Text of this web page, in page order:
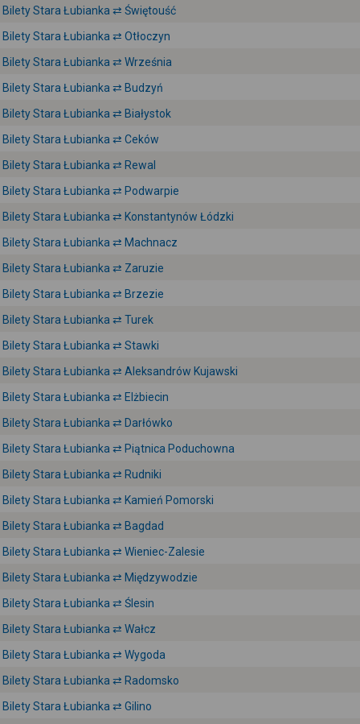
Bilety Stara Łubianka ⇄ Świętouść
Bilety Stara Łubianka ⇄ Otłoczyn
Bilety Stara Łubianka ⇄ Września
Bilety Stara Łubianka ⇄ Budzyń
Bilety Stara Łubianka ⇄ Białystok
Bilety Stara Łubianka ⇄ Ceków
Bilety Stara Łubianka ⇄ Rewal
Bilety Stara Łubianka ⇄ Podwarpie
Bilety Stara Łubianka ⇄ Konstantynów Łódzki
Bilety Stara Łubianka ⇄ Machnacz
Bilety Stara Łubianka ⇄ Zaruzie
Bilety Stara Łubianka ⇄ Brzezie
Bilety Stara Łubianka ⇄ Turek
Bilety Stara Łubianka ⇄ Stawki
Bilety Stara Łubianka ⇄ Aleksandrów Kujawski
Bilety Stara Łubianka ⇄ Elżbiecin
Bilety Stara Łubianka ⇄ Darłówko
Bilety Stara Łubianka ⇄ Piątnica Poduchowna
Bilety Stara Łubianka ⇄ Rudniki
Bilety Stara Łubianka ⇄ Kamień Pomorski
Bilety Stara Łubianka ⇄ Bagdad
Bilety Stara Łubianka ⇄ Wieniec-Zalesie
Bilety Stara Łubianka ⇄ Międzywodzie
Bilety Stara Łubianka ⇄ Ślesin
Bilety Stara Łubianka ⇄ Wałcz
Bilety Stara Łubianka ⇄ Wygoda
Bilety Stara Łubianka ⇄ Radomsko
Bilety Stara Łubianka ⇄ Gilino